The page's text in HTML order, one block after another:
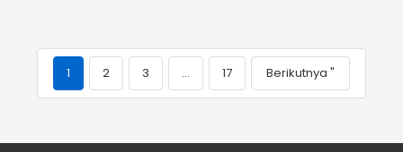
1 2 3 … 17 Berikutnya "